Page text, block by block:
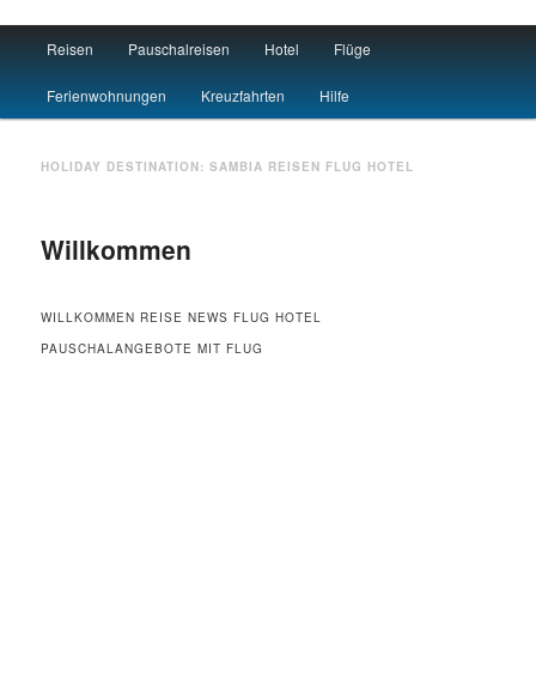
Travel : De
Skip to primary content
Skip to secondary content
Reisen Pauschalreisen Hotel Flüge
Ferienwohnungen Kreuzfahrten Hilfe
HOLIDAY DESTINATION:SAMBIA REISEN FLUG HOTEL
Willkommen
WILLKOMMEN REISE NEWS FLUG HOTEL
PAUSCHALANGEBOTE MIT FLUG